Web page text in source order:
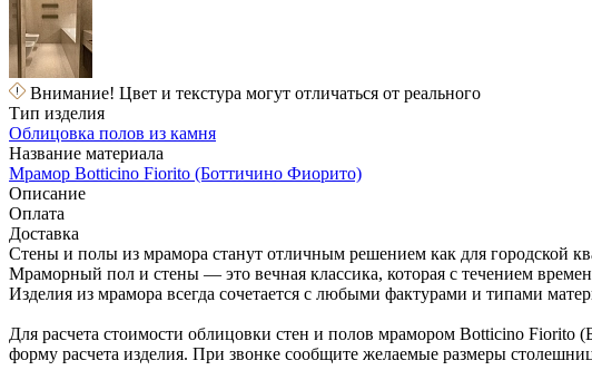
Внимание! Цвет и текстура могут отличаться от реального
Тип изделия
Облицовка полов из камня
Название материала
Мрамор Botticino Fiorito (Боттичино Фиорито)
Описание
Оплата
Доставка
Стены и полы из мрамора станут отличным решением как для городской
Мраморный пол и стены — это вечная классика, которая с течением
Изделия из мрамора всегда сочетается с любыми фактурами и типами
Для расчета стоимости облицовки стен и полов мрамором Botticino
форму расчета изделия. При звонке сообщите желаемые размеры